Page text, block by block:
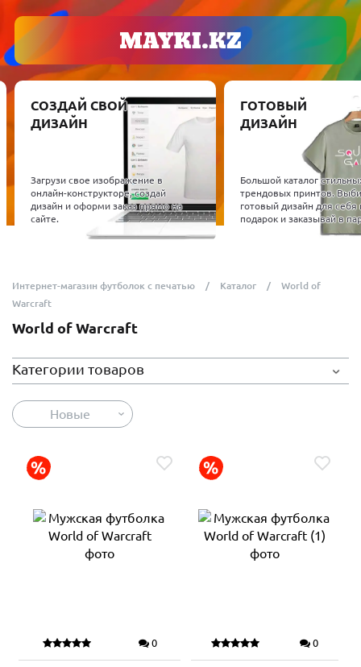
СОЗДАЙ СВОЙ
ДИЗАЙН
Загрузи свое изображение в
онлайн-конструкторе, создай
дизайн и оформи заказ прямо на
сайте.
ГОТОВЫЙ
ДИЗАЙН
Большой каталог
трендовых принтов.
готовый дизайн для себя
подарок и заказывай в
Интернет-магазин футболок с печатью Каталог
World of
Warcraft
World of Warcraft
Категории товаров
Новые
0 0